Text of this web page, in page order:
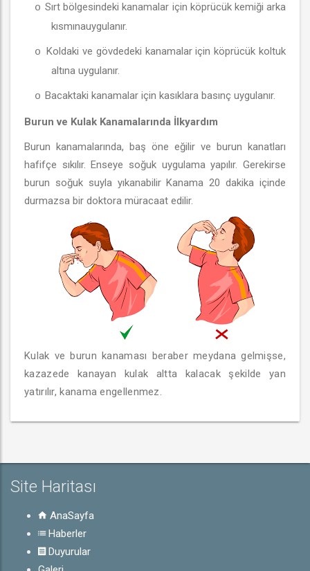
o Sırt bölgesindeki kanamalar için köprücük kemiği arka
kısmınauygulanır.
o Koldaki ve gövdedeki kanamalar için köprücük koltuk
altına uygulanır.
o Bacaktaki kanamalar için kasıklara basınç uygulanır.
Burun ve Kulak Kanamalarında İlkyardım
Burun kanamalarında, baş öne eğilir ve burun kanatları
hafifçe sıkılır. Enseye soğuk uygulama yapılır. Gerekirse
burun soğuk suyla yıkanabilir Kanama 20 dakika içinde
durmazsa bir doktora müracaat edilir.
Kulak ve burun kanaması beraber meydana gelmişse,
kazazede kanayan kulak altta kalacak şekilde yan
yatırılır, kanama engellenmez.
Site Haritası
AnaSayfa
Haberler
Duyurular